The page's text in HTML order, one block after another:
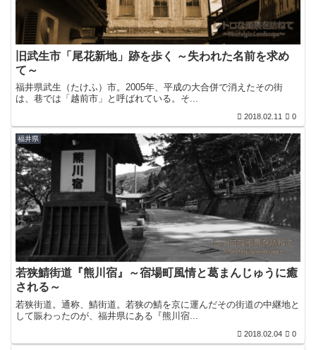
旧武生市「尾花新地」跡を歩く ～失われた名前を求め
て～
福井県武生（たけふ）市。2005年、平成の大合併で消えたその街
は、巷では「越前市」と呼ばれている。そ...
2018.02.11 0
福井県
若狭鯖街道『熊川宿』～宿場町風情と葛まんじゅうに癒
される～
若狭街道。通称、鯖街道。若狭の鯖を京に運んだその街道の中継地と
して賑わったのが、福井県にある『熊川宿...
2018.02.04 0